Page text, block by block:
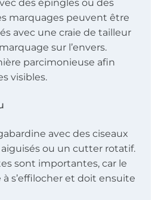
des épingles ou des
marquages peuvent être
avec une craie de tailleur
sur l’envers.
parcimonieuse afin
visibles.
avec des ciseaux
ou un cutter rotatif.
sont importantes, car le
s’effilocher et doit ensuite